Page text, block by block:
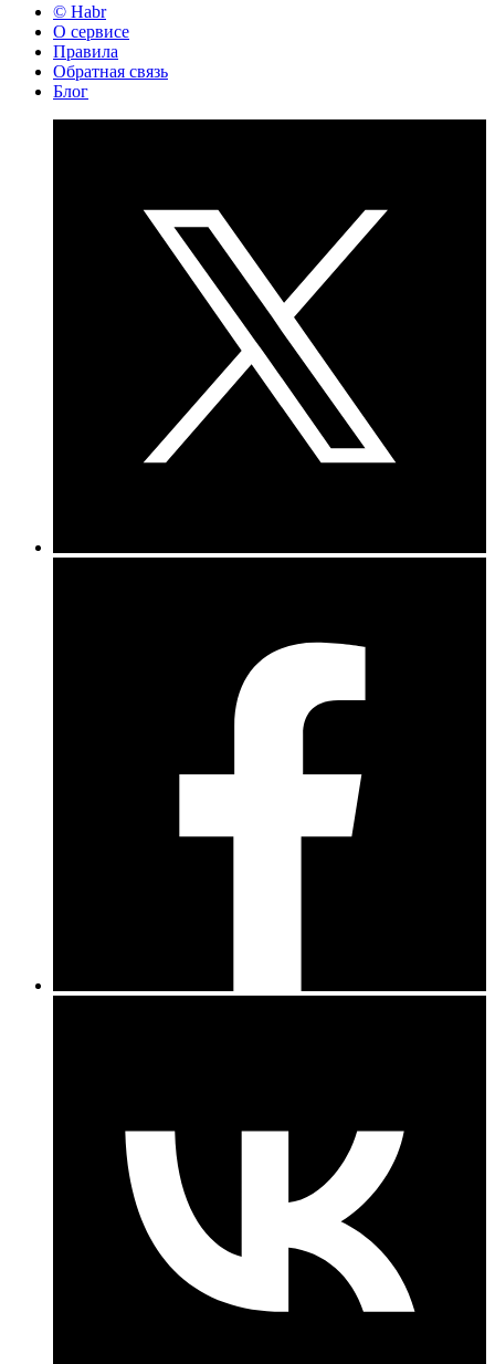
© Habr
О сервисе
Правила
Обратная связь
Блог